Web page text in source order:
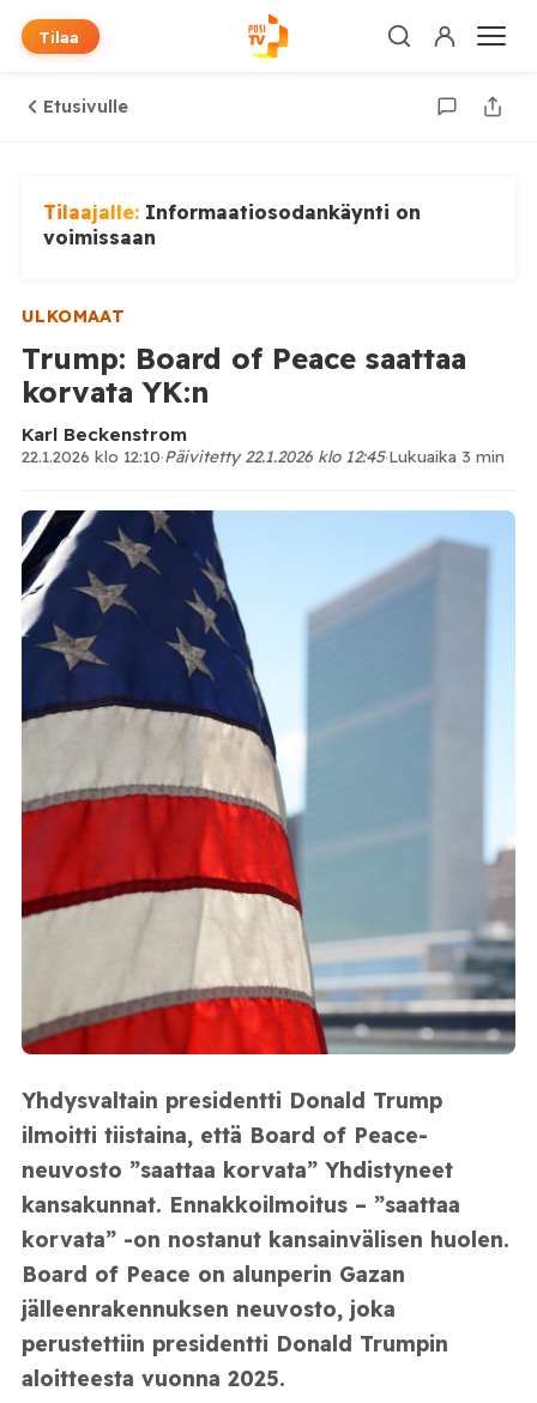
Tilaa
Etusivulle
Tilaajalle: Informaatiosodankäynti on
voimissaan
ULKOMAAT
Trump: Board of Peace saattaa
korvata YK:n
Karl Beckenstrom
22.1.2026 klo 12:10·Päivitetty 22.1.2026 klo 12:45·Lukuaika 3 min
Yhdysvaltain presidentti Donald Trump
ilmoitti tiistaina, että Board of Peace-
neuvosto ”saattaa korvata” Yhdistyneet
kansakunnat. Ennakkoilmoitus – ”saattaa
korvata” -on nostanut kansainvälisen huolen.
Board of Peace on alunperin Gazan
jälleenrakennuksen neuvosto, joka
perustettiin presidentti Donald Trumpin
aloitteesta vuonna 2025.